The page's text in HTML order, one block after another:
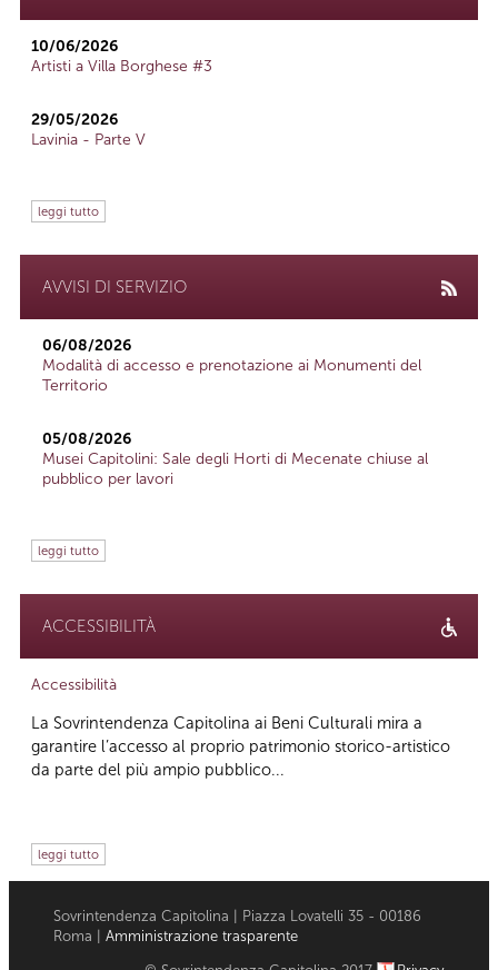
10/06/2026
Artisti a Villa Borghese #3
29/05/2026
Lavinia - Parte V
leggi tutto
AVVISI DI SERVIZIO
06/08/2026
Modalità di accesso e prenotazione ai Monumenti del
Territorio
05/08/2026
Musei Capitolini: Sale degli Horti di Mecenate chiuse al
pubblico per lavori
leggi tutto
ACCESSIBILITÀ
Accessibilità
La Sovrintendenza Capitolina ai Beni Culturali mira a
garantire l’accesso al proprio patrimonio storico-artistico
da parte del più ampio pubblico...
leggi tutto
Sovrintendenza Capitolina | Piazza Lovatelli 35 - 00186
Roma | Amministrazione trasparente